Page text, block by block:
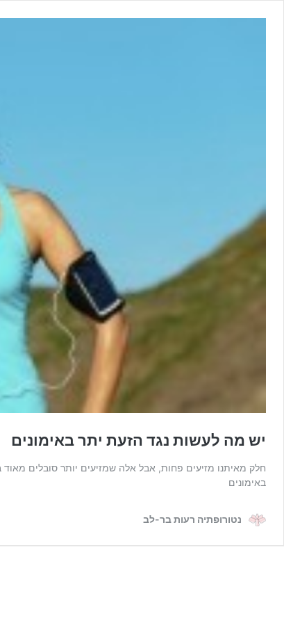
יש מה לעשות נגד הזעת יתר באימונים
חלק מאיתנו מזיעים פחות, אבל אלה שמזיעים יותר סובלים
באימונים
נטורופתיה רעות בר-לב